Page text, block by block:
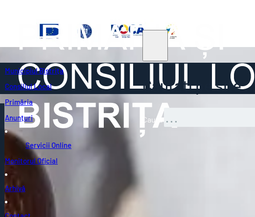
Municipiul Bistrița
Consiliul Local
Primăria
Anunțuri
Servicii Online
Monitorul Oficial
Arhivă
Căutați pe site ...
Caută